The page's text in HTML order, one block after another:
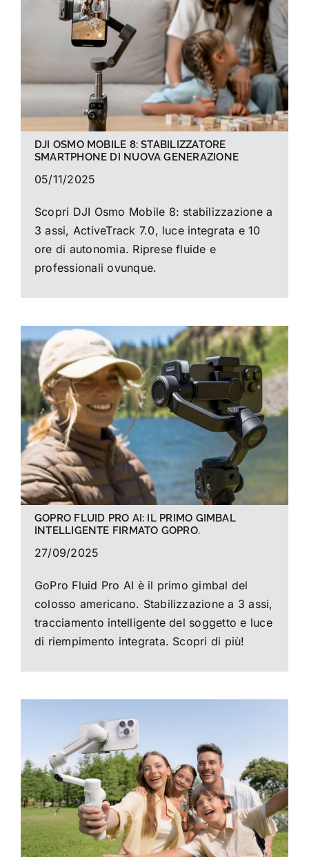
La foto del mese
Guide
Cerca
DJI OSMO MOBILE 8: STABILIZZATORE
SMARTPHONE DI NUOVA GENERAZIONE
05/11/2025
Scopri DJI Osmo Mobile 8: stabilizzazione a
3 assi, ActiveTrack 7.0, luce integrata e 10
ore di autonomia. Riprese fluide e
professionali ovunque.
GOPRO FLUID PRO AI: IL PRIMO GIMBAL
INTELLIGENTE FIRMATO GOPRO.
27/09/2025
GoPro Fluid Pro AI è il primo gimbal del
colosso americano. Stabilizzazione a 3 assi,
tracciamento intelligente del soggetto e luce
di riempimento integrata. Scopri di più!